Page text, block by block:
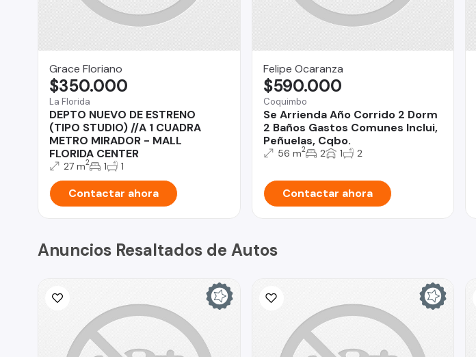
Grace Floriano
La Florida
DEPTO NUEVO DE ESTRENO
(TIPO STUDIO) //A 1 CUADRA
METRO MIRADOR - MALL
FLORIDA CENTER
$350.000
27 m2 1 1
Contactar ahora
Felipe Ocaranza
Coquimbo
Se Arrienda Año Corrido 2 Dorm
2 Baños Gastos Comunes Inclui,
Peñuelas, Cqbo.
$590.000
56 m2 2 1 2
Contactar ahora
Anuncios Resaltados de Autos